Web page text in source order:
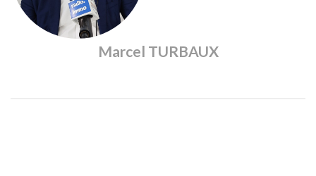
Marcel TURBAUX